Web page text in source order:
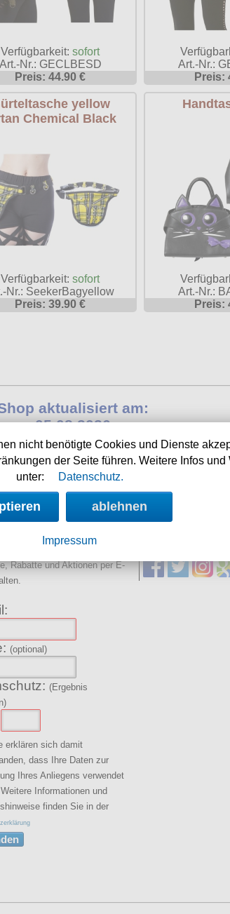
Verfügbarkeit:sofort
Art.-Nr.: GECLBESD
Preis: 44.90 €
Art.-Nr.:
Preis:
yellow
Chemical Black
Verfügbarkeit:sofort
Nr.: SeekerBagyellow
Preis: 39.90 €
Art.-Nr.:
Preis:
aktualisiert am:
05.08.2026
Auslieferung in:
8h 43m 8s
Rabatte und Aktionen per E-
(optional)
(Ergebnis
erklären sich damit
dass Ihre Daten zur
Ihres Anliegens verwendet
Informationen und
finden Sie in der
nicht benötigte Cookies und Dienste
der Seite führen. Weitere Infos
unter:
Datenschutz.
ablehnen
Impressum